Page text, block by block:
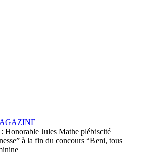
Honorable Jules Mathe plébiscité
à la fin du concours “Beni, tous